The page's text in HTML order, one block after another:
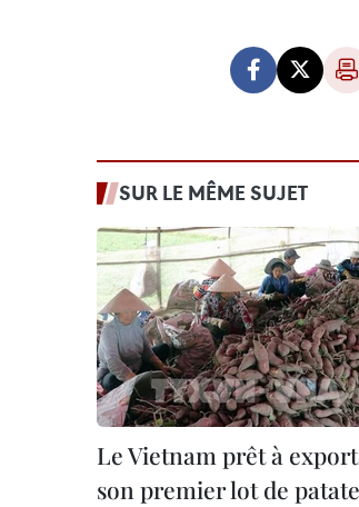
SUR LE MÊME SUJET
Le Vietnam prêt à
son premier lot de